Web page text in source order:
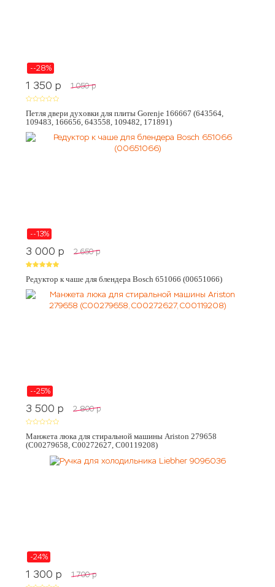
--28%
1 350 p 1 050 p
Петля двери духовки для плиты Gorenje 166667 (643564,
109483, 166656, 643558, 109482, 171891)
--13%
3 000 p 2 650 p
Редуктор к чаше для блендера Bosch 651066 (00651066)
--25%
3 500 p 2 800 p
Манжета люка для стиральной машины Ariston 279658
(C00279658, C00272627, C00119208)
-24%
1 300 p 1 700 p